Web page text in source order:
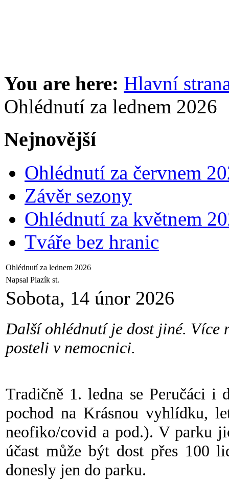
You are here: Hlavní
Ohlédnutí za lednem 2026
Nejnovější
Ohlédnutí za červnem
Závěr sezony
Ohlédnutí za květnem
Tváře bez hranic
Ohlédnutí za lednem 2026
Napsal Plazík st.
Sobota, 14 únor 2026
Další ohlédnutí je dost jiné. Více
posteli v nemocnici.
Tradičně 1. ledna se Peručáci i
pochod na Krásnou vyhlídku,
neofiko/covid a pod.). V parku
účast může být dost přes 100
donesly jen do parku.